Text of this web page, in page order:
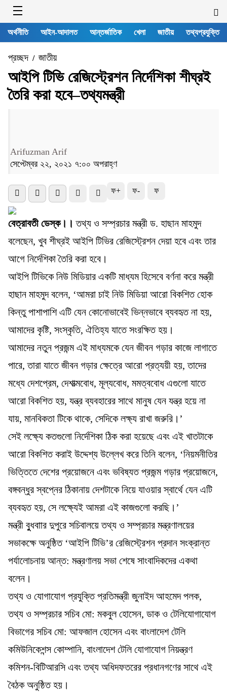
অর্থনীতি আইন-আদালত আন্তর্জাতিক খেলা জাতীয় তথ্যপ্রযুক্তি
প্রচ্ছদ/ জাতীয়
আইপি টিভি রেজিস্ট্রেশন নির্দেশিকা শীঘ্রই
তৈরি করা হবে–তথ্যমন্ত্রী
Arifuzman Arif
সেপ্টেম্বর ২২, ২০২১ ৭:০০ অপরাহ্ণ
ফ+ ফ- ফ
বেত্রাবতী ডেস্ক।।তথ্য ও সম্প্রচার মন্ত্রী ড. হাছান মাহমুদ
বলেছেন, খুব শীঘ্রই আইপি টিভির রেজিস্ট্রেশন দেয়া হবে এবং তার
আগে নির্দেশিকা তৈরি করা হবে।
আইপি টিভিকে নিউ মিডিয়ার একটি মাধ্যম হিসেবে বর্ণনা করে মন্ত্রী
হাছান মাহমুদ বলেন, ‘আমরা চাই নিউ মিডিয়া আরো বিকশিত হোক
কিন্তু পাশাপাশি এটি যেন কোনোভাবেই ভিন্নভাবে ব্যবহৃত না হয়,
আমাদের কৃষ্টি, সংস্কৃতি, ঐতিহ্য যাতে সংরক্ষিত হয়।
আমাদের নতুন প্রজন্ম এই মাধ্যমকে যেন জীবন গড়ার কাজে লাগাতে
পারে, তারা যাতে জীবন গড়ার ক্ষেত্রে আরো প্রত্যয়ী হয়, তাদের
মধ্যে দেশপ্রেম, দেশাত্মবোধ, মূল্যবোধ, মমত্ববোধ এগুলো যাতে
আরো বিকশিত হয়, যন্ত্র ব্যবহারের সাথে মানুষ যেন যন্ত্র হয়ে না
যায়, মানবিকতা টিকে থাকে, সেদিকে লক্ষ্য রাখা জরুরি।’
সেই লক্ষ্যে কতগুলো নির্দেশিকা ঠিক করা হয়েছে এবং এই খাতটাকে
আরো বিকশিত করাই উদ্দেশ্য উল্লেখ করে তিনি বলেন, ‘নিয়মনীতির
ভিত্তিতে দেশের প্রয়োজনে এবং ভবিষ্যত প্রজন্ম গড়ার প্রয়োজনে,
বঙ্গবন্ধুর স্বপ্নের ঠিকানায় দেশটাকে নিয়ে যাওয়ার স্বার্থে যেন এটি
ব্যবহৃত হয়, সে লক্ষ্যেই আমরা এই কাজগুলো করছি।’
মন্ত্রী বুুধবাার দুপুরে সচিবালয়ে তথ্য ও সম্প্রচার মন্ত্রণালয়ের
সভাকক্ষে অনুষ্ঠিত ‘আইপি টিভি’র রেজিস্ট্রেশন প্রদান সংক্রান্ত
পর্যালোচনায় আন্ত: মন্ত্রণালয় সভা শেষে সাংবাদিকদের একথা
বলেন।
তথ্য ও যোগাযোগ প্রযুক্তি প্রতিমন্ত্রী জুনাইদ আহমেদ পলক,
তথ্য ও সম্প্রচার সচিব মো: মকবুল হোসেন, ডাক ও টেলিযোগাযোগ
বিভাগের সচিব মো: আফজাল হোসেন এবং বাংলাদেশ টেলি
কমিউনিকেশন্স কোম্পানি, বাংলাদেশ টেলি যোগাযোগ নিয়ন্ত্রণ
কমিশন-বিটিআরসি এবং তথ্য অধিদফতরের প্রধানগণের সাথে এই
বৈঠক অনুষ্ঠিত হয়।